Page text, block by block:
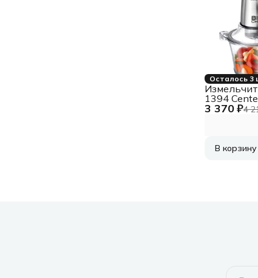
Осталось 3
3 370 ₽4
1394
В корзину